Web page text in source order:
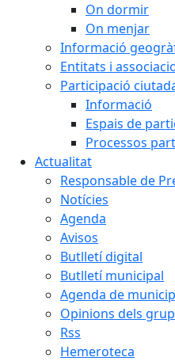
On dormir
On menjar
Informació
Entitats i
Participació
Informació
Espais de
Processos
Actualitat
Responsable de
Notícies
Agenda
Avisos
Butlletí digital
Butlletí municipal
Agenda de
Opinions dels
Rss
Hemeroteca